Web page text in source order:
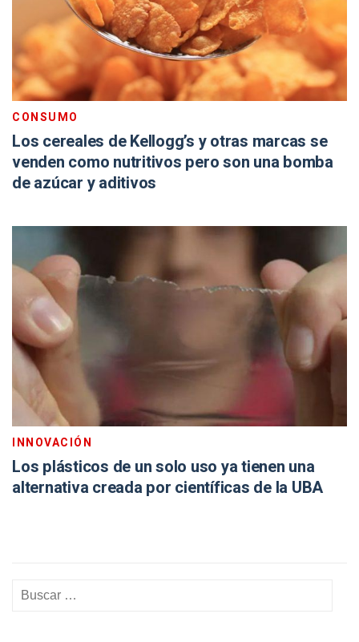
CONSUMO
Los cereales de Kellogg’s y otras marcas se
venden como nutritivos pero son una bomba
de azúcar y aditivos
INNOVACIÓN
Los plásticos de un solo uso ya tienen una
alternativa creada por científicas de la UBA